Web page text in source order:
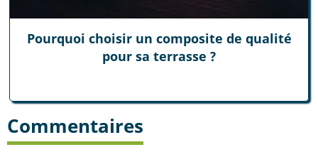
Pourquoi choisir un composite de qualité
pour sa terrasse ?
Commentaires